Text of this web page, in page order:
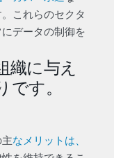
これらのセクタ
データの制御を
織に与え
す。
なメリットは、